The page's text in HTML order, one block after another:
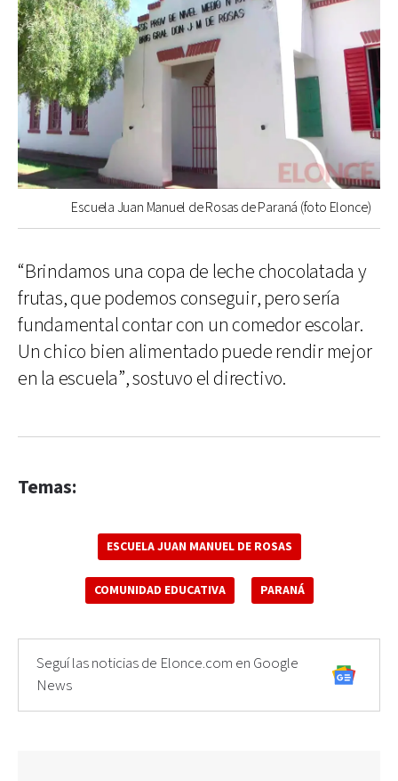
Escuela Juan Manuel de Rosas de Paraná (foto Elonce)
“Brindamos una copa de leche chocolatada y
frutas, que podemos conseguir, pero sería
fundamental contar con un comedor escolar.
Un chico bien alimentado puede rendir mejor
en la escuela”, sostuvo el directivo.
Temas:
ESCUELA JUAN MANUEL DE ROSAS
COMUNIDAD EDUCATIVA PARANÁ
Seguí las noticias de Elonce.com en Google
News